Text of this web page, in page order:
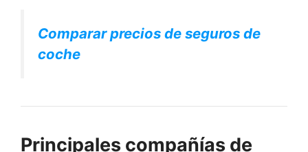
Comparar precios de seguros de
coche
Principales compañías de